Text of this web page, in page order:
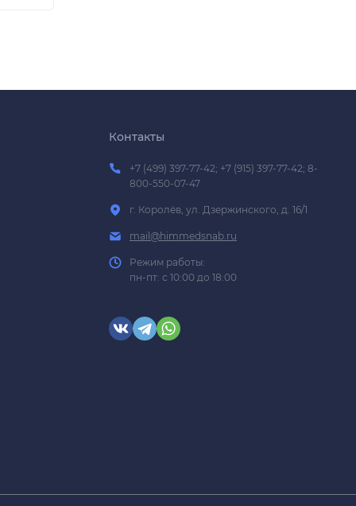
Контакты
+7 (499) 397-77-42; +7 (915) 397-77-42; 8-
800-550-07-47
г. Королёв, ул. Дзержинского, д. 16/1
mail@himmedsnab.ru
Режим работы:
пн-пт: с 10:00 до 18:00